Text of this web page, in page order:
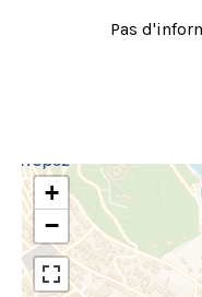
Pas
+
−